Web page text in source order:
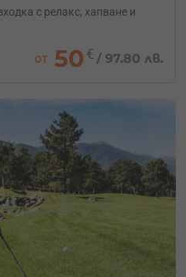
с релакс, хапване и
от 50 € /97.80 лв.